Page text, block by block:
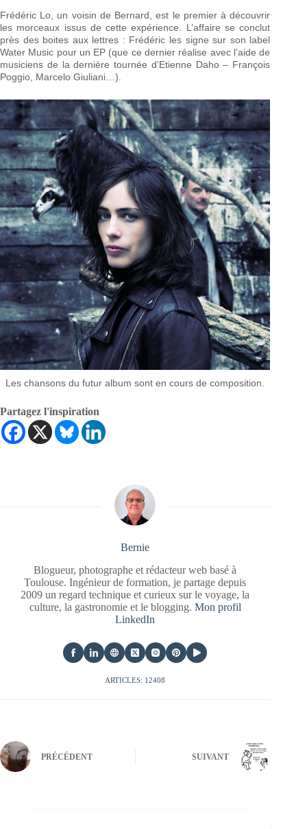
Frédéric Lo, un voisin de Bernard, est le premier à découvrir
les morceaux issus de cette expérience. L’affaire se conclut
près des boites aux lettres : Frédéric les signe sur son label
Water Music pour un EP (que ce dernier réalise avec l’aide de
musiciens de la dernière tournée d’Etienne Daho – François
Poggio, Marcelo Giuliani…).
Les chansons du futur album sont en cours de composition.
Partagez l'inspiration
Bernie
Blogueur, photographe et rédacteur web basé à
Toulouse. Ingénieur de formation, je partage depuis
2009 un regard technique et curieux sur le voyage, la
culture, la gastronomie et le blogging. Mon profil
LinkedIn
ARTICLES: 12408
PRÉCÉDENT SUIVANT